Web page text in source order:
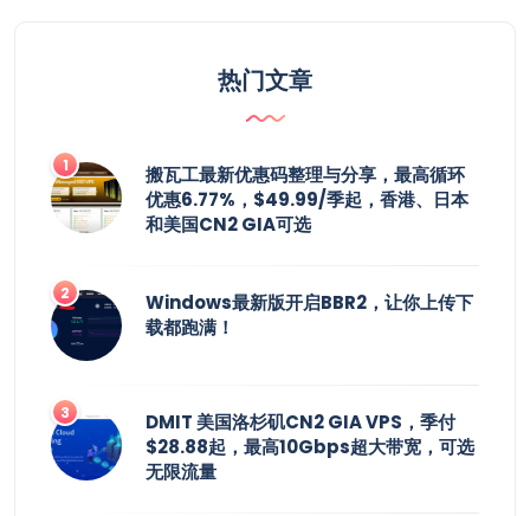
热门文章
搬瓦工最新优惠码整理与分享，最高循环
优惠6.77%，$49.99/季起，香港、日本
和美国CN2 GIA可选
Windows最新版开启BBR2，让你上传下
载都跑满！
DMIT 美国洛杉矶CN2 GIA VPS，季付
$28.88起，最高10Gbps超大带宽，可选
无限流量